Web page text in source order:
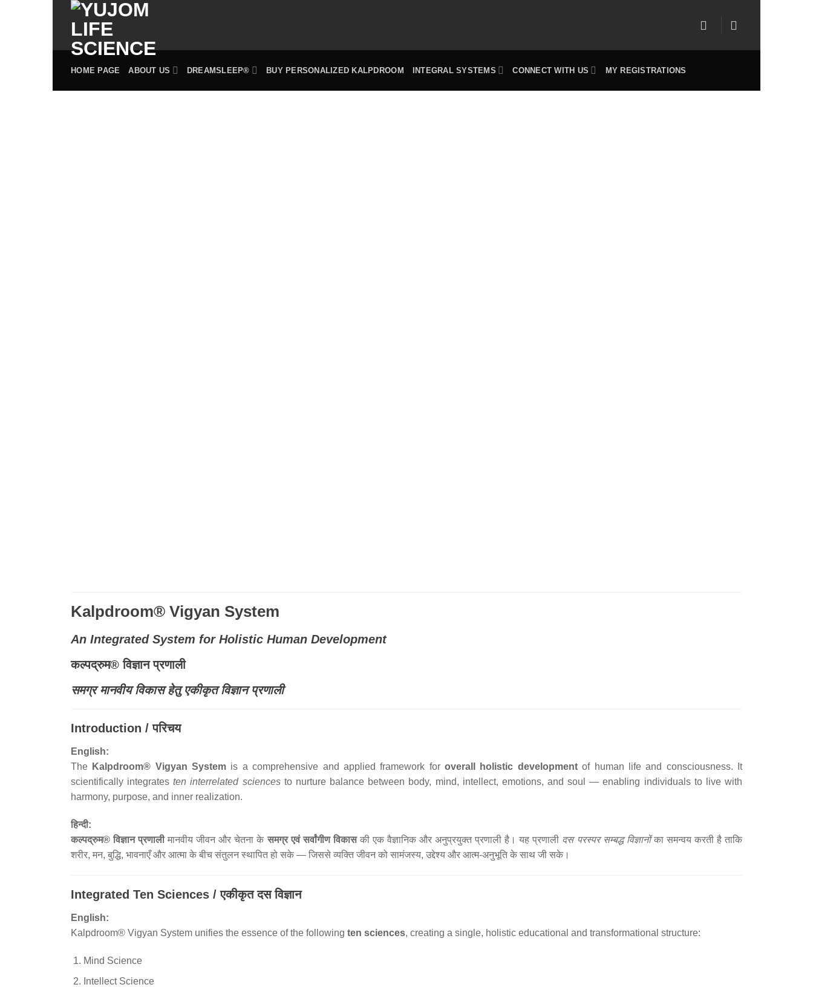
content
HOME PAGE ABOUT US DREAMSLEEP® BUY PERSONALIZED KALPDROOM INTEGRAL SYSTEMS CONNECT WITH US MY REGISTRATIONS
Kalpdroom® Vigyan System
An Integrated System for Holistic Human Development
कल्पद्रुम® विज्ञान प्रणाली
समग्र मानवीय विकास हेतु एकीकृत विज्ञान प्रणाली
Introduction / परिचय
English:
The Kalpdroom® Vigyan System is a comprehensive and applied framework foroverall holistic developmentof human life and consciousness. It
scientifically integratesten interrelated sciencesto nurture balance between body, mind, intellect, emotions, and soul — enabling individuals to live with
harmony, purpose, and inner realization.
हिन्दी:
कल्पद्रुम® विज्ञान प्रणालीमानवीय जीवन और चेतना केसमग्र एवं सर्वांगीण विकासकी एक वैज्ञानिक और अनुप्रयुक्त प्रणाली है। यह प्रणाली दस परस्पर सम्बद्ध विज्ञानोंका समन्वय करती है ताकि
शरीर, मन, बुद्धि, भावनाएँ और आत्मा के बीच संतुलन स्थापित हो सके — जिससे व्यक्ति जीवन को सामंजस्य, उद्देश्य और आत्म-अनुभूति के साथ जी सके।
Integrated Ten Sciences / एकीकृत दस विज्ञान
English:
Kalpdroom® Vigyan System unifies the essence of the following ten sciences, creating a single, holistic educational and transformational structure:
Mind Science
Intellect Science